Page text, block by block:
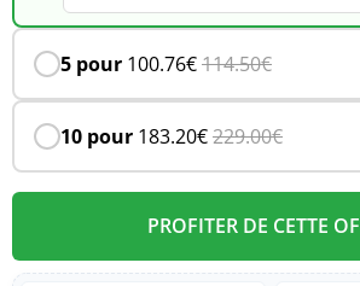
5 pour 100.76€114.50€
10 pour 183.20€229.00€
PROFITER DE CETTE